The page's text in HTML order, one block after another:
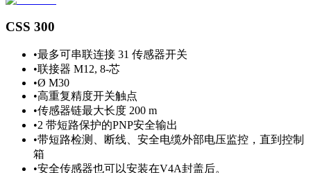
CSS 300
•最多可串联连接 31 传感器开关
•联接器 M12, 8-芯
•Ø M30
•高重复精度开关触点
•传感器链最大长度 200 m
•2 带短路保护的PNP安全输出
•带短路检测、断线、安全电缆外部电压监控，直到控制
箱
•安全传感器也可以安装在V4A封盖后。